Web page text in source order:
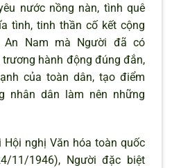
nước nồng nàn, tình quê
tình, tinh thần cố kết cộng
An Nam mà Người đã có
hành động đúng đắn,
của toàn dân, tạo điểm
nhân dân làm nên những
nghị Văn hóa toàn quốc
11/1946), Người đặc biệt